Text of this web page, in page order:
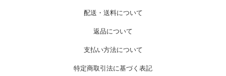
配送・送料について
返品について
支払い方法について
特定商取引法に基づく表記